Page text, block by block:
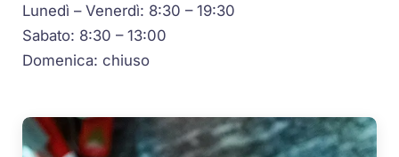
Lunedì – Venerdì: 8:30 – 19:30
Sabato: 8:30 – 13:00
Domenica: chiuso